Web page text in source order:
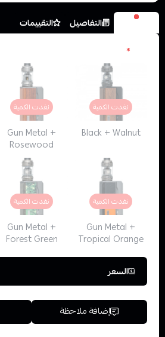
الخيارات التفاصيل
التقييمات
*
نفدت الكمية
Black + Walnut
نفدت الكمية
Gun Metal +
Rosewood
نفدت الكمية
Gun Metal +
Tropical Orange
نفدت الكمية
Gun Metal +
Forest Green
السعر
إضافة ملاحظة